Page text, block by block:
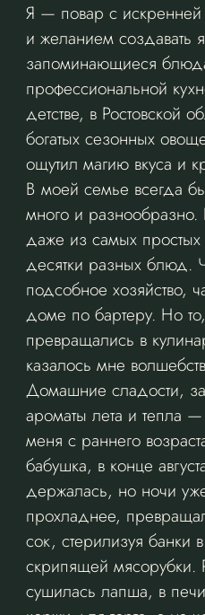
Я — повар с искренней
и желанием создавать
запоминающиеся
профессиональной
детстве, в Ростовской
богатых сезонных
ощутил магию вкуса и
В моей семье всегда
много и
даже из самых простых
десятки разных блюд.
подсобное хозяйство,
доме по бартеру. Но
превращались в
казалось мне
Домашние сладости,
ароматы лета и тепла
меня с раннего
бабушка, в конце
держалась, но ночи
прохладнее,
сок, стерилизуя банки
скрипящей мясорубки.
сушилась лапша, в